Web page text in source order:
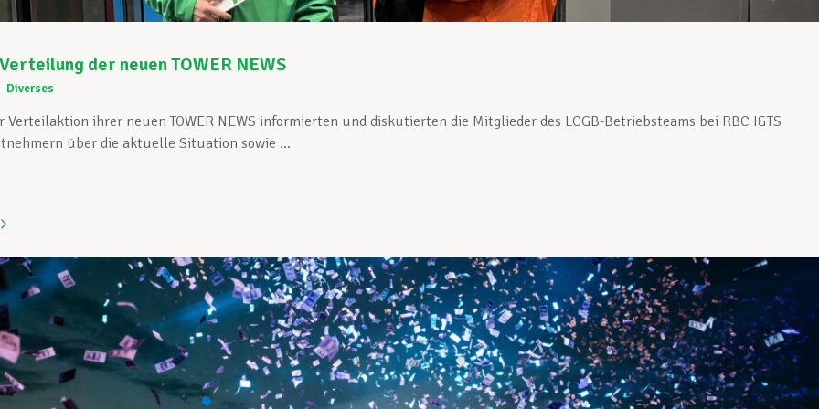
der neuen TOWER NEWS
Diverses
Verteilaktion ihrer neuen TOWER NEWS informierten und diskutierten die Mitglieder des LCGB-Betriebsteams bei RBC I&TS
über die aktuelle Situation sowie ...